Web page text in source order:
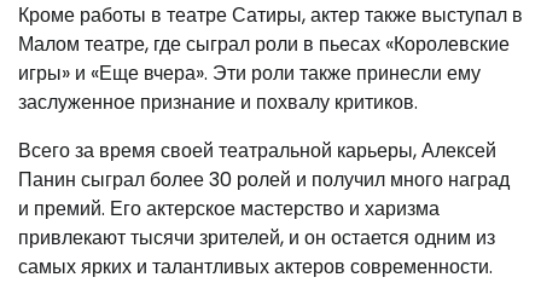
Кроме работы в театре Сатиры, актер также выступал в
Малом театре, где сыграл роли в пьесах «Королевские
игры» и «Еще вчера». Эти роли также принесли ему
заслуженное признание и похвалу критиков.
Всего за время своей театральной карьеры, Алексей
Панин сыграл более 30 ролей и получил много наград
и премий. Его актерское мастерство и харизма
привлекают тысячи зрителей, и он остается одним из
самых ярких и талантливых актеров современности.